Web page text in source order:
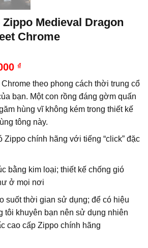
Zippo Medieval Dragon
Chrome
₫.
₫
tại
là:
670.000 ₫.
theo phong cách thời trung cổ
bạn. Một con rồng đáng gờm quấn
hùng vĩ không kém trong thiết kế
tông này.
Zippo chính hãng với tiếng “click” đặc
bằng kim loại; thiết kế chống gió
ở mọi nơi
suốt thời gian sử dụng; để có hiệu
tôi khuyên bạn nên sử dụng nhiên
cao cấp Zippo chính hãng